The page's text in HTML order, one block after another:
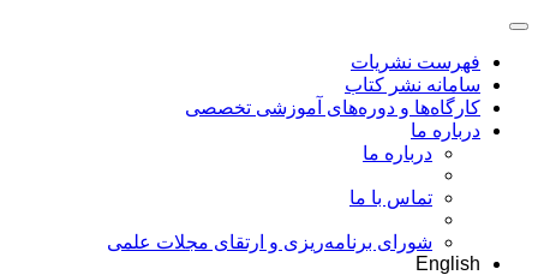
فهرست نشریات
سامانه نشر کتاب
کارگاه‌ها و دوره‌های آموزشی تخصصی
درباره ما
درباره ما
تماس با ما
شورای برنامه‌ریزی و ارتقای مجلات علمی
English